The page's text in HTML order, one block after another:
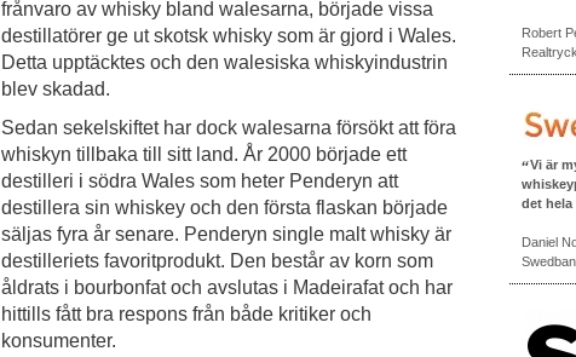
frånvaro av whisky bland walesarna, började vissa
destillatörer ge ut skotsk whisky som är gjord i Wales.
Detta upptäcktes och den walesiska whiskyindustrin
blev skadad.
Sedan sekelskiftet har dock walesarna försökt att föra
whiskyn tillbaka till sitt land. År 2000 började ett
destilleri i södra Wales som heter Penderyn att
destillera sin whiskey och den första flaskan började
säljas fyra år senare. Penderyn single malt whisky är
destilleriets favoritprodukt. Den består av korn som
åldrats i bourbonfat och avslutas i Madeirafat och har
hittills fått bra respons från både kritiker och
konsumenter.
Robert
Vi är
det
Daniel